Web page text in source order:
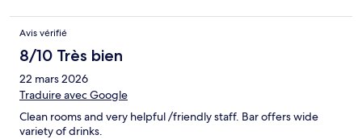
Avis vérifié
8/10 Très bien
22 mars 2026
Traduire avec Google
Clean rooms and very helpful /friendly staff. Bar offers wide
variety of drinks.